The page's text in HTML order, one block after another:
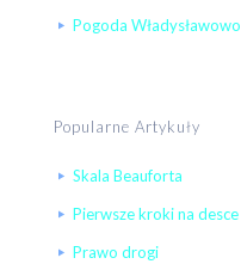
Pogoda Władysławowo
Popularne Artykuły
Skala Beauforta
Pierwsze kroki na desce
Prawo drogi